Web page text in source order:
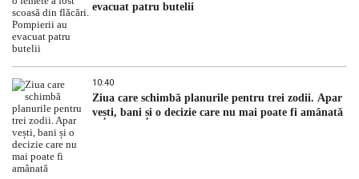
evacuat patru butelii
10:40
Ziua care schimbă planurile pentru trei zodii. Apar
vești, bani și o decizie care nu mai poate fi amânată